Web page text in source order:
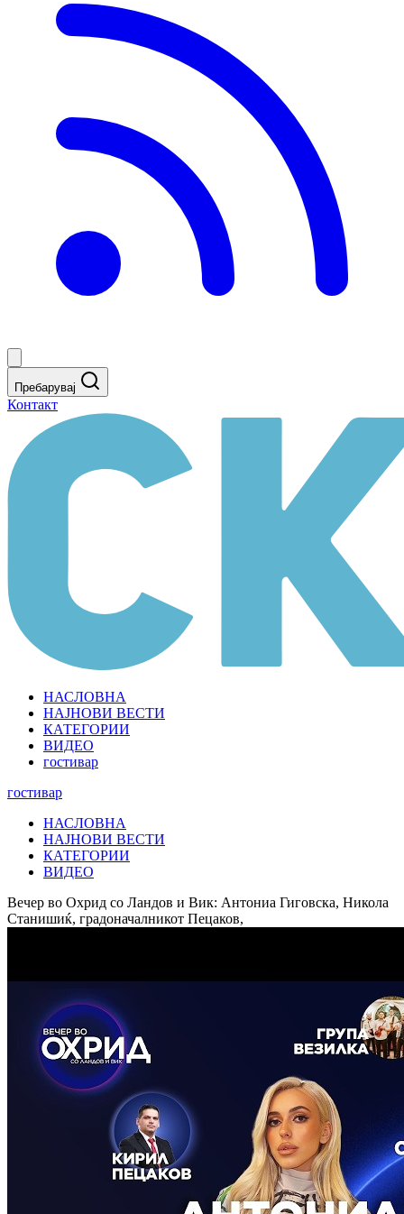
Пребарувај
Контакт
НАСЛОВНА
НАЈНОВИ ВЕСТИ
КАТЕГОРИИ
ВИДЕО
гостивар
гостивар
НАСЛОВНА
НАЈНОВИ ВЕСТИ
КАТЕГОРИИ
ВИДЕО
Вечер во Охрид со Ландов и Вик: Антониа Гиговска, Никола
Станишиќ, градоначалникот Пецаков,